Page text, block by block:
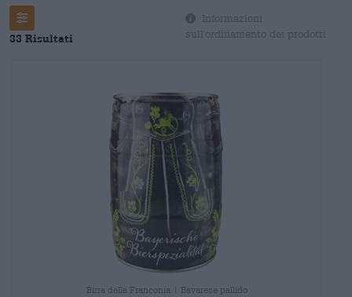
Filter
33 Risultati
Informazioni
sull'ordinamento dei prodotti
Birra della Franconia | Bavarese pallido